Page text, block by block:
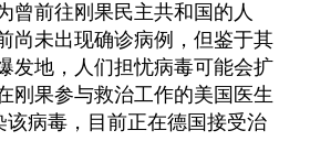
曾前往刚果民主共和国的人
尚未出现确诊病例，但鉴于其
发地，人们担忧病毒可能会扩
刚果参与救治工作的美国医生
该病毒，目前正在德国接受治